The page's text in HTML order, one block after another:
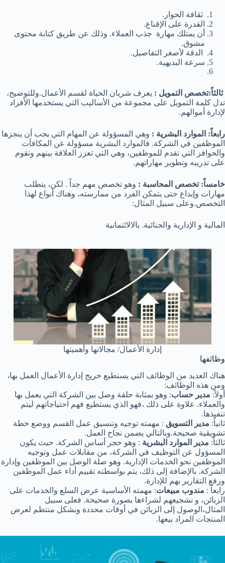
ثقافة الحوار.
القدرة على الإقناع.
أن يمتلك مهارة جذب العملاء. وذلك عن طريق كتابة محتوى
مشوق.
الدقة لأصغر التفاصيل.
سرعة البديهية.
ثالثاً:تخصص التمويل : يعرف شريان الحياة لقسم الأعمال.وللتوضيح،
تدل كلمة التمويل على مجموعة من الأساليب التي يستخدمها الأفراد
لإدارة أموالهم.
رابعاً: الموارد البشرية : وهي المسؤولة عن المهام التي يجب أن ينجزها
الموظفين في الشركة. فالموارد البشرية مسؤولة عن المكافآت
والحوافز التي تقدم للموظفين، وهي التي تعزز العلاقة بينهم وتقوم
على تدريبه وتطوير مهاراتهم.
خامساً: تخصص المحاسبة : وهو تخصص مهم جداً . لكن، يتطلب
مهارات وإبداع حتى يتمكن الفرد من ممارسته، وهناك أنواع لهذا
التخصص.وعلى سبيل المثال:
المالية و الإدارية والجنائية. بالالائتمانية
إدارة الأعمال/ مجالاتها وأهميتها
وظائفها
هناك العديد من الوظائف التي يستطيع خريج إدارة الأعمال العمل بها،
ومن هذه الوظائف:
أولاً: مدير حساب: وهو بمثابة حلقة وصل بين الشركة التي يعمل بها
والعملاء. علاوة على ذلك ،فهو الذي يستطيع فهم احتياجاتهم ليتم
تنفيذها.
ثانياً: مدير التسويق : مهمته توجيه وتنسيق عمل القسم ووضع خطة
تشويقية صحيحة.وبالتالي يضمن نجاح العمل.
ثالثاً: مدير الموارد البشرية : وهو حجر أساس الشركة. حيث يكون
المسؤول عن التوظيف في الشركة، من مقابلات عمل وتوجيه
الموظفين نحو الخدمات الإدارية. وهو صلة الوصل بين الموظفين وإدارة
الشركة. بالإضافة إلى ذلك، يتم بواسطته تقييم أداء عمل الموظفين
ورفع التقارير بهم للإدارة.
رابعاً : مندوب مبيعات: مهمته الأساسية عرض السلع والخدمات على
الزبائن، و تشجيعهم لشراءها بصورة صحيحة. فعلى سبيل
المثال،الوصول إلى الزبائن في أوقات محددة وبشكل منتظم لعرض
المنتجات المراد بيعها.